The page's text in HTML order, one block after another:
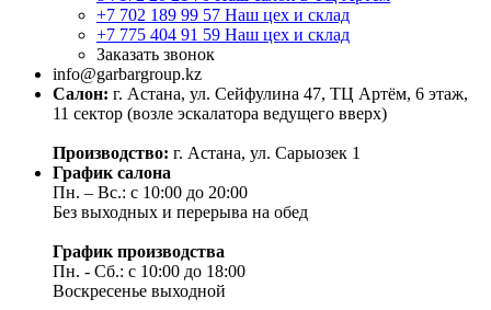
+7 702 189 99 57 Наш цех и склад
+7 775 404 91 59 Наш цех и склад
Заказать звонок
info@garbargroup.kz
Салон: г. Астана, ул. Сейфулина 47, ТЦ Артём, 6 этаж,
11 сектор (возле эскалатора ведущего вверх)
Производство: г. Астана, ул. Сарыозек 1
График салона
Пн. – Вс.: с 10:00 до 20:00
Без выходных и перерыва на обед
График производства
Пн. - Сб.: с 10:00 до 18:00
Воскресенье выходной